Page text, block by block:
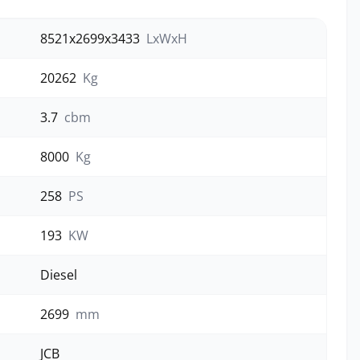
8521x2699x3433 LxWxH
20262 Kg
3.7 cbm
8000 Kg
258 PS
193 KW
Diesel
2699 mm
JCB